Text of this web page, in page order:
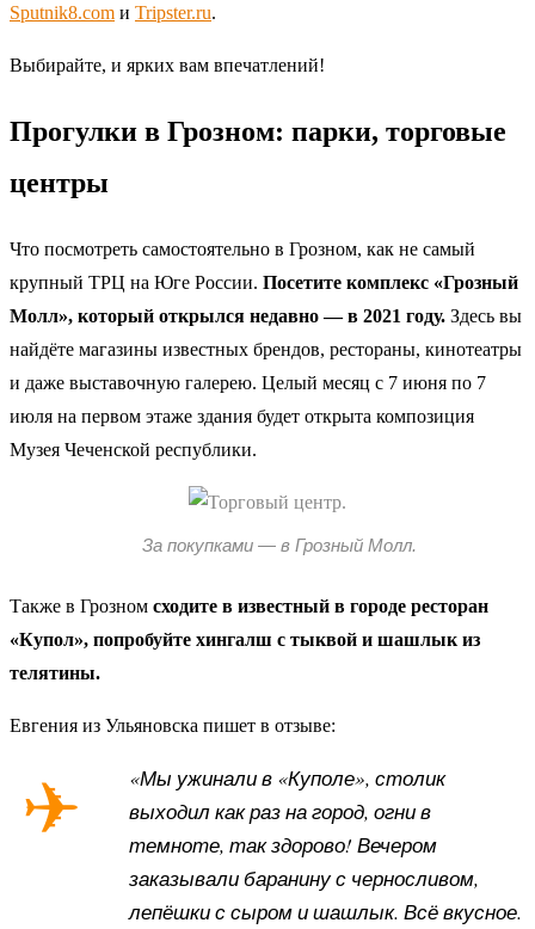
Sputnik8.com и Tripster.ru.
Выбирайте, и ярких вам впечатлений!
Прогулки в Грозном: парки, торговые
центры
Что посмотреть самостоятельно в Грозном, как не самый
крупный ТРЦ на Юге России. Посетите комплекс «Грозный
Молл», который открылся недавно — в 2021 году. Здесь вы
найдёте магазины известных брендов, рестораны, кинотеатры
и даже выставочную галерею. Целый месяц с 7 июня по 7
июля на первом этаже здания будет открыта композиция
Музея Чеченской республики.
За покупками — в Грозный Молл.
Также в Грозном сходите в известный в городе ресторан
«Купол», попробуйте хингалш с тыквой и шашлык из
телятины.
Евгения из Ульяновска пишет в отзыве:
«Мы ужинали в «Куполе», столик
выходил как раз на город, огни в
темноте, так здорово! Вечером
заказывали баранину с черносливом,
лепёшки с сыром и шашлык. Всё вкусное.